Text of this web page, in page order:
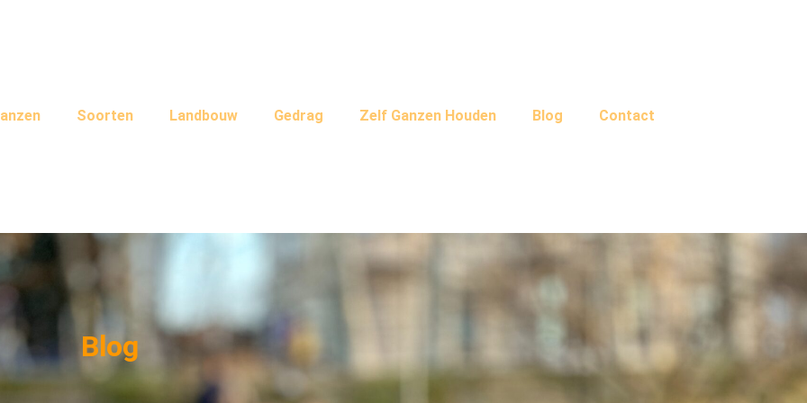
Soorten Landbouw Gedrag Zelf Ganzen Houden Blog Contact
Blog